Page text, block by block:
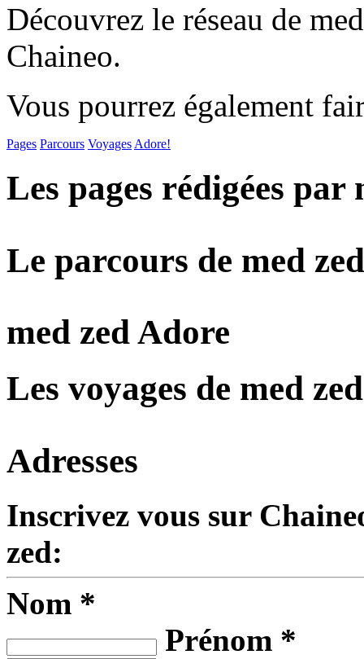
Découvrez le réseau de
Chaineo.
Vous pourrez également
Pages Parcours Voyages Adore!
Les pages rédigées par
Le parcours de med zed
med zed Adore
Les voyages de med zed
Adresses
Inscrivez vous sur
zed:
Nom *
Prénom *